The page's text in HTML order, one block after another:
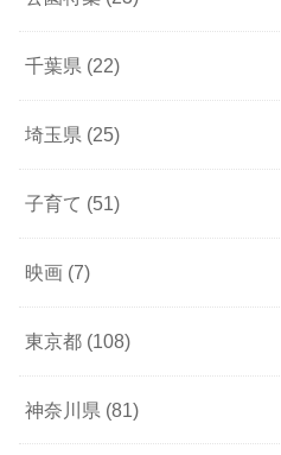
千葉県 (22)
埼玉県 (25)
子育て (51)
映画 (7)
東京都 (108)
神奈川県 (81)